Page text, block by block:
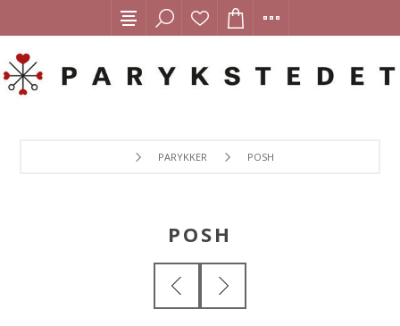
PARYKKER POSH
POSH